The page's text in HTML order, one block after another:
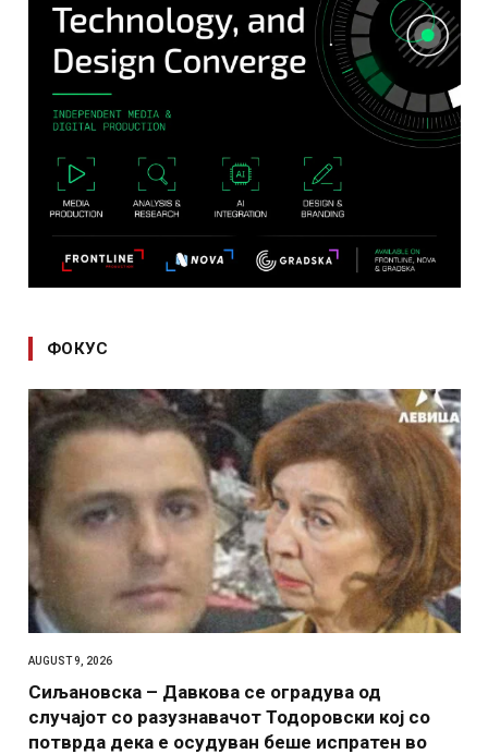
ФОКУС
AUGUST 9, 2026
Сиљановска – Давкова се оградува од
случајот со разузнавачот Тодоровски кој со
потврда дека е осудуван беше испратен во